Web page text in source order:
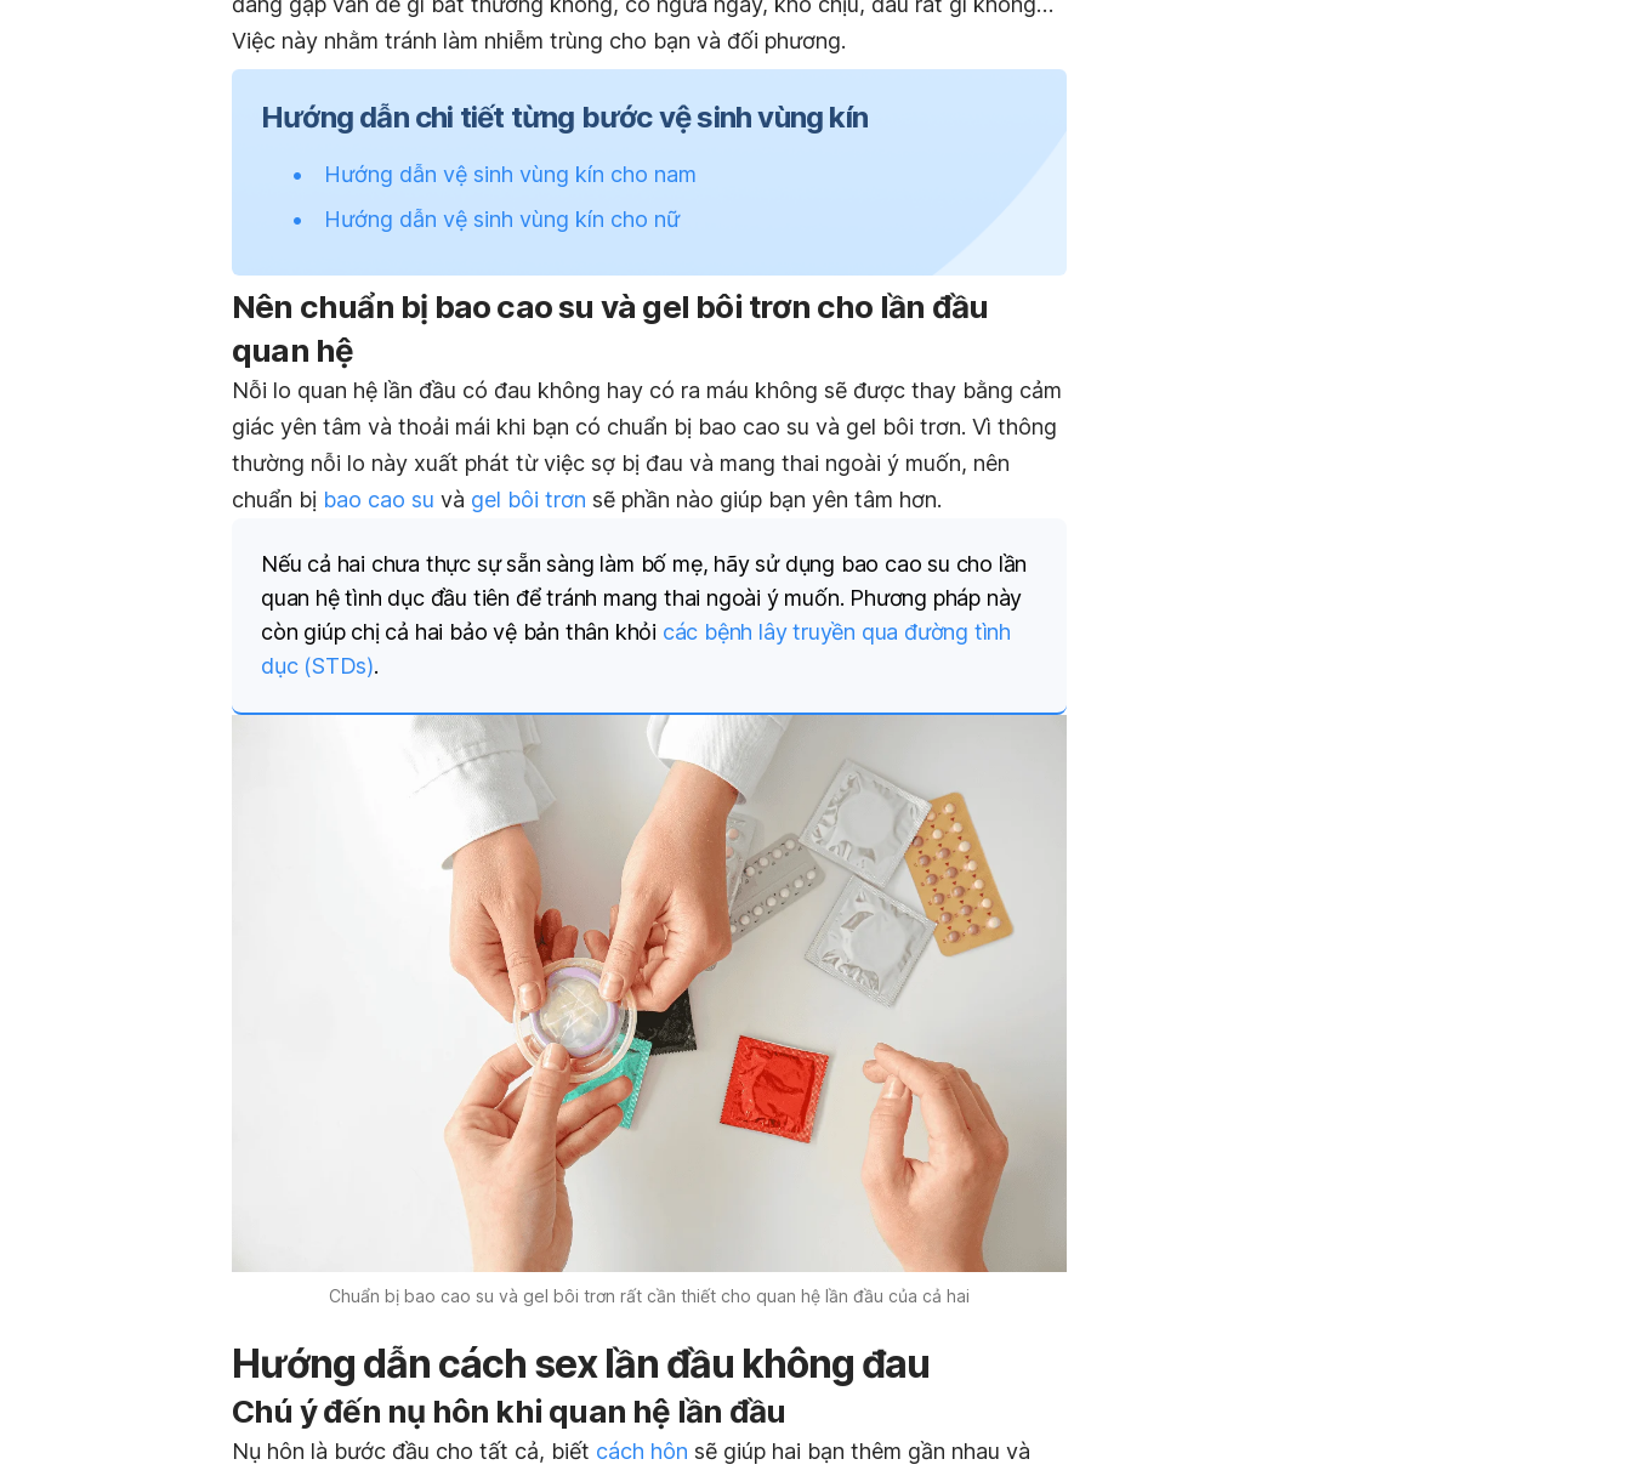
Việc này nhằm tránh làm nhiễm trùng cho bạn và đối phương.
Hướng dẫn chi tiết từng bước vệ sinh vùng kín
Hướng dẫn vệ sinh vùng kín cho nam
Hướng dẫn vệ sinh vùng kín cho nữ
Nên chuẩn bị bao cao su và gel bôi trơn cho lần đầu
quan hệ
Nỗi lo quan hệ lần đầu có đau không hay có ra máu không sẽ được thay bằng cảm
giác yên tâm và thoải mái khi bạn có chuẩn bị bao cao su và gel bôi trơn. Vì thông
thường nỗi lo này xuất phát từ việc sợ bị đau và mang thai ngoài ý muốn, nên
chuẩn bị bao cao su và gel bôi trơn sẽ phần nào giúp bạn yên tâm hơn.
Nếu cả hai chưa thực sự sẵn sàng làm bố mẹ, hãy sử dụng bao cao su cho lần
quan hệ tình dục đầu tiên để tránh mang thai ngoài ý muốn. Phương pháp này
còn giúp chị cả hai bảo vệ bản thân khỏi các bệnh lây truyền qua đường tình
dục (STDs).
Chuẩn bị bao cao su và gel bôi trơn rất cần thiết cho quan hệ lần đầu của cả hai
Hướng dẫn cách sex lần đầu không đau
Chú ý đến nụ hôn khi quan hệ lần đầu
Nụ hôn là bước đầu cho tất cả, biết cách hôn sẽ giúp hai bạn thêm gần nhau và